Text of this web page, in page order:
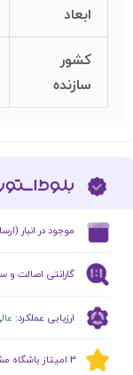
ابعاد
کشور
سازنده
گارانتی اصالت و
ارزیابی عملکرد:
​موجود در انبار
​​3 امیتاز باشگاه مشتریان